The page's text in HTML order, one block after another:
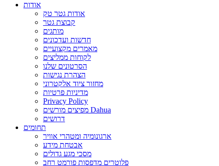
אודות
אודות גטר טק
קבוצת גטר
מותגים
חדשות ועדכונים
מאמרים מקצועיים
לקוחות ממליצים
הסרטונים שלנו
הצהרת נגישות
מחזור ציוד אלקטרוני
מדיניות פרטיות
Privacy Policy
מפיצים מורשים Dahua
דרושים
תחומים
ארגונומיה ומטהרי אוויר
אבטחת מידע
מסכי מגע גדולים
פלוטרים מדפסות פורמט רחב